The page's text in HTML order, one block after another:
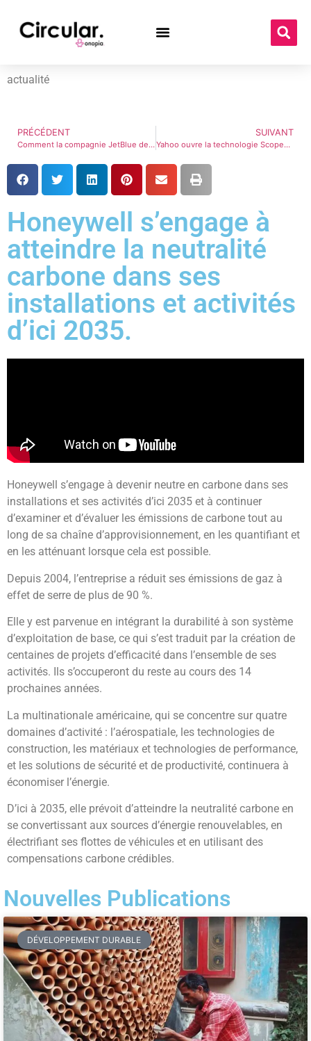
actualité
PRÉCÉDENT
Comment la compagnie JetBlue devient plus verte ?
SUIVANT
Yahoo ouvre la technologie Scope3 à tous les annonceurs numériques
Honeywell s’engage à
atteindre la neutralité
carbone dans ses
installations et activités
d’ici 2035.
Honeywell s’engage à devenir neutre en carbone dans ses
installations et ses activités d’ici 2035 et à continuer
d’examiner et d’évaluer les émissions de carbone tout au
long de sa chaîne d’approvisionnement, en les quantifiant et
en les atténuant lorsque cela est possible.
Depuis 2004, l’entreprise a réduit ses émissions de gaz à
effet de serre de plus de 90 %.
Elle y est parvenue en intégrant la durabilité à son système
d’exploitation de base, ce qui s’est traduit par la création de
centaines de projets d’efficacité dans l’ensemble de ses
activités. Ils s’occuperont du reste au cours des 14
prochaines années.
La multinationale américaine, qui se concentre sur quatre
domaines d’activité : l’aérospatiale, les technologies de
construction, les matériaux et technologies de performance,
et les solutions de sécurité et de productivité, continuera à
économiser l’énergie.
D’ici à 2035, elle prévoit d’atteindre la neutralité carbone en
se convertissant aux sources d’énergie renouvelables, en
électrifiant ses flottes de véhicules et en utilisant des
compensations carbone crédibles.
Nouvelles Publications
DÉVELOPPEMENT DURABLE